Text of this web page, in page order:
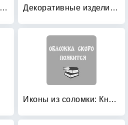
Бытовые изделия из соломки Декоративные изделия из соломки своими руками
Иконы из соломки: Книга + 30 образцов для выполнения рисунков и орнаментов